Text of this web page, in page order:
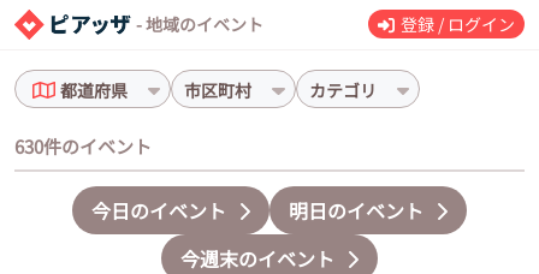
- 地域のイベント 登録 / ログイン
都道府県 市区町村 カテゴリ
630件のイベント
今日のイベント
明日のイベント
今週末のイベント